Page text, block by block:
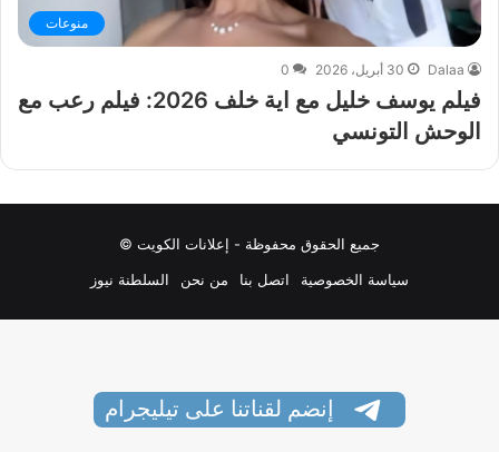
منوعات
Dalaa 30 أبريل، 2026 0
فيلم يوسف خليل مع اية خلف 2026: فيلم رعب مع
الوحش التونسي
جميع الحقوق محفوظة - إعلانات الكويت ©
سياسة الخصوصية
اتصل بنا من نحن السلطنة نيوز
إنضم لقناتنا على تيليجرام